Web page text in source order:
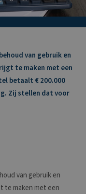
van gebruik en
te maken met een
betaalt € 200.000
Zij stellen dat voor
van gebruik en
te maken met een